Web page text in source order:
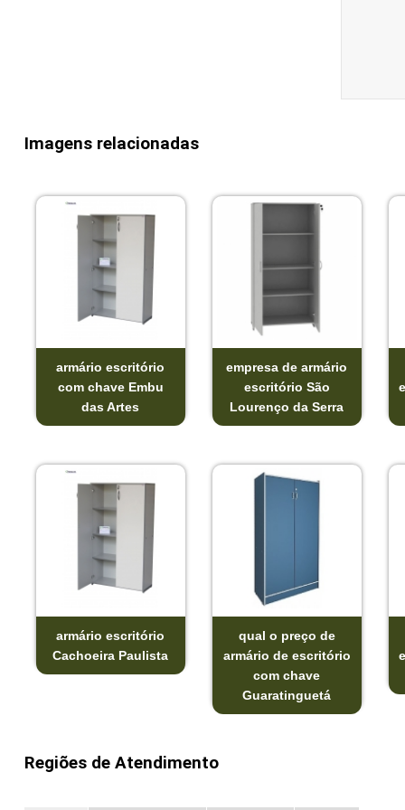
Imagens relacionadas
armário escritório
com chave Embu
das Artes
empresa de armário
escritório São
Lourenço da Serra
armário escritório
Cachoeira Paulista
qual o preço de
armário de escritório
com chave
Guaratinguetá
Regiões de Atendimento